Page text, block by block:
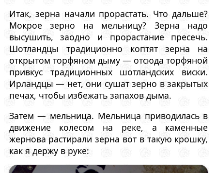
Итак, зерна начали прорастать. Что дальше?
Мокрое зерно на мельницу? Зерна надо
высушить, заодно и прорастание пресечь.
Шотландцы традиционно коптят зерна на
открытом торфяном дыму — отсюда торфяной
привкус традиционных шотландских виски.
Ирландцы — нет, они сушат зерно в закрытых
печах, чтобы избежать запахов дыма.
Затем — мельница. Мельница приводилась в
движение колесом на реке, а каменные
жернова растирали зерна вот в такую крошку,
как я держу в руке: